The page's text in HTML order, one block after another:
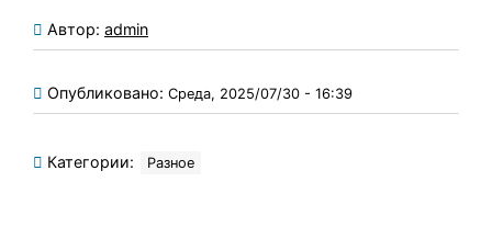
Автор: admin
Опубликовано: Среда, 2025/07/30 - 16:39
Категории: Разное